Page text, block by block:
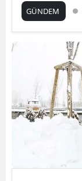
GÜNDEM